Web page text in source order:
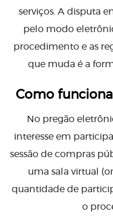
serviços. A disputa
pelo modo
procedimento e as
que muda é a
Como
No pregão
interesse em
sessão de compras
uma sala virtual
quantidade de
o